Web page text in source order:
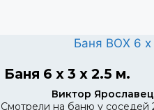
Баня 6 х 3 х 2.5 м.
Виктор Ярославец
Смотрели на баню у соседей